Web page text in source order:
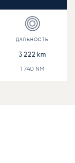
3 222 km
1 740 NM